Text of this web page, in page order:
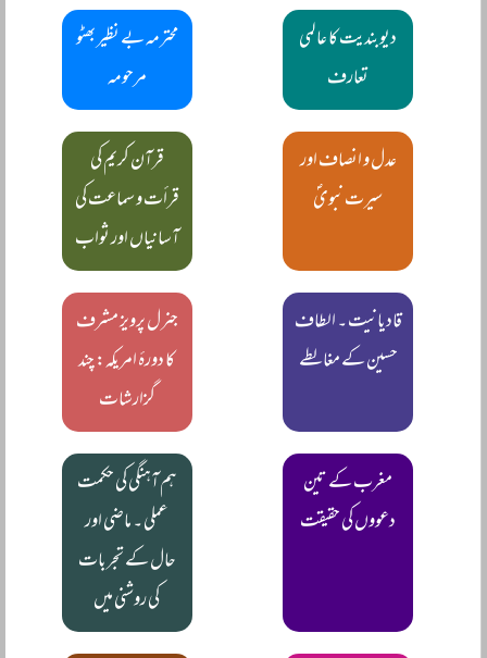
دیوبندیت کا عالمی
تعارف
محترمہ بے نظیر بھٹو
مرحومہ
عدل و انصاف اور
سیرت نبویؐ
قرآن کریم کی
قرأت و سماعت کی
آسانیاں اور ثواب
قادیانیت ۔ الطاف
حسین کے مغالطے
جنرل پرویز مشرف
کا دورۂ امریکہ: چند
گزارشات
مغرب کے تین
دعووں کی حقیقت
ہم آہنگی کی حکمت
عملی ۔ ماضی اور
حال کے تجربات
کی روشنی میں